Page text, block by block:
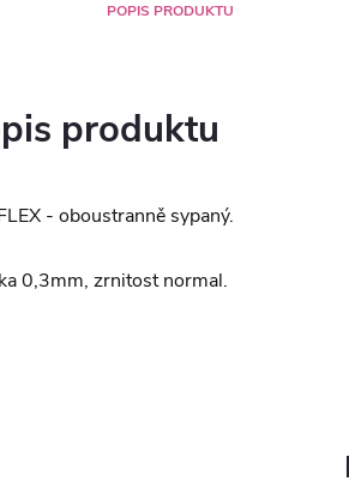
POPIS PRODUKTU
produktu
- oboustranně sypaný.
0,3mm, zrnitost normal.